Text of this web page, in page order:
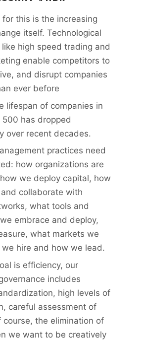
for this is the increasing
itself. Technological
high speed trading and
enable competitors to
and disrupt companies
ever before
lifespan of companies in
has dropped
over recent decades.
practices need
how organizations are
we deploy capital, how
collaborate with
what tools and
embrace and deploy,
what markets we
hire and how we lead.
is efficiency, our
includes
high levels of
careful assessment of
course, the elimination of
we want to be creatively